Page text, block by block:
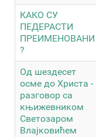
КАКО СУ
ПЕДЕРАСТИ
ПРЕИМЕНОВАНИ
?
Од шездесет
осме до Христа -
разговор са
књижевником
Светозаром
Влајковићем